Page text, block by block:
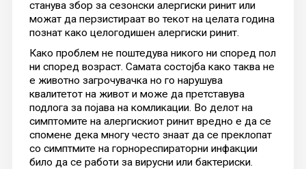
станува збор за сезонски алергиски ринит или
можат да перзистираат во текот на целата година
познат како целогодишен алергиски ринит.
Како проблем не поштедува никого ни според пол
ни според возраст. Самата состојба како таква не
е животно загрочувачка но го нарушува
квалитетот на живот и може да претставува
подлога за појава на комликации. Во делот на
симптомите на алергискиот ринит вредно е да се
спомене дека многу често знаат да се преклопат
со симптмите на горнореспираторни инфакции
било да се работи за вирусни или бактериски.